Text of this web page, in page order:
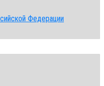
Федерации